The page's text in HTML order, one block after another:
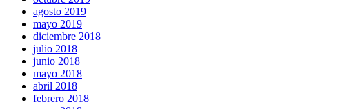
agosto 2019
mayo 2019
diciembre 2018
julio 2018
junio 2018
mayo 2018
abril 2018
febrero 2018